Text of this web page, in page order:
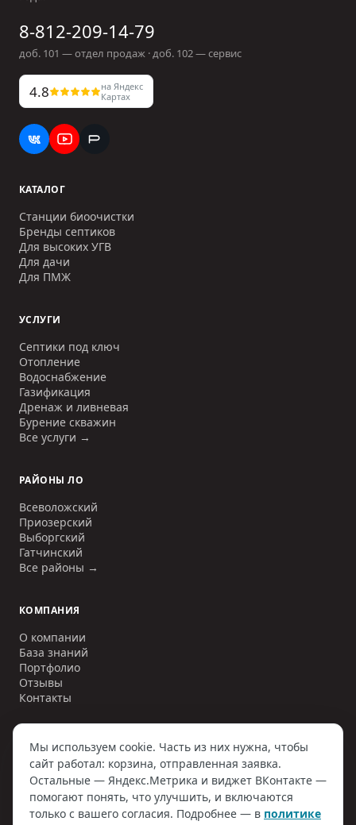
8-812-209-14-79
доб. 101 — отдел продаж · доб. 102— сервис
4.8
на Яндекс
Картах
КАТАЛОГ
Станции биоочистки
Бренды септиков
Для высоких УГВ
Для дачи
Для ПМЖ
УСЛУГИ
Септики под ключ
Отопление
Водоснабжение
Газификация
Дренаж и ливневая
Бурение скважин
Все услуги →
РАЙОНЫ ЛО
Всеволожский
Приозерский
Выборгский
Гатчинский
Все районы →
КОМПАНИЯ
О компании
База знаний
Портфолио
Отзывы
Контакты
©2006–2026ООО «ИНЖЕНЕРНЫЕ СЕТИ». ИНН7810797884
права защищены.
Политика конфиденциальностиДоговор оферты
Согласие на обработку ПД
Наверх
Мы используем cookie. Часть из них нужна, чтобы
сайт работал: корзина, отправленная заявка.
Остальные — Яндекс.Метрика и виджет ВКонтакте —
помогают понять, что улучшить, и включаются
только с вашего согласия. Подробнее — в политике